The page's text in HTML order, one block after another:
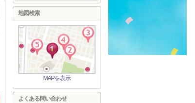
地図検索
MAPを表示
よくある問い合わせ